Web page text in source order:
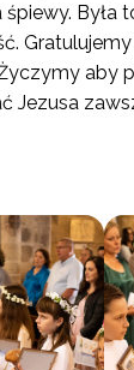
śpiewy. Była
aby
Jezusa